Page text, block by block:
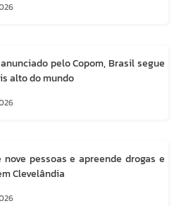
pelo Copom, Brasil segue
alto do mundo
pessoas e apreende drogas e
Clevelândia